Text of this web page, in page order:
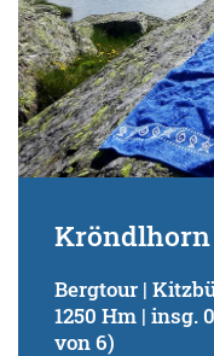
Kröndlhorn
Bergtour |
1250 Hm | insg.
von 6)